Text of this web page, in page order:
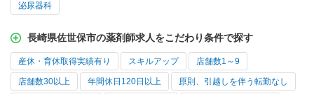
泌尿器科
長崎県佐世保市の薬剤師求人をこだわり条件で探す
産休・育休取得実績有り スキルアップ 店舗数1～9
店舗数30以上 年間休日120日以上 原則、引越しを伴う転勤なし